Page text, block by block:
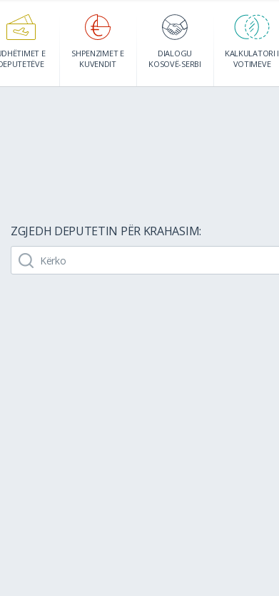
E
SHPENZIMET E
KUVENDIT
DIALOGU
KOSOVË-SERBI
KALKULATORI I
VOTIMEVE
ZGJEDH DEPUTETIN PËR KRAHASIM: